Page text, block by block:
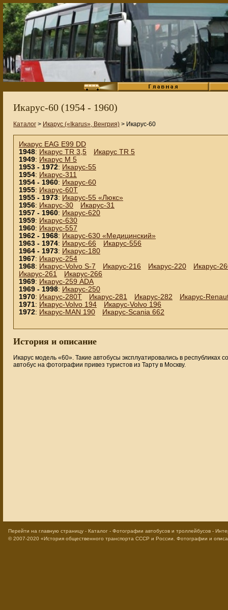
Икарус-60 (1954 - 1960)
Каталог > Икарус («Ikarus», Венгрия) > Икарус-60
Икарус EAG E99 DD
1948: Икарус TR 3,5
Икарус TR 5
1949: Икарус M 5
1953 - 1972: Икарус-55
1954: Икарус-311
1954 - 1960: Икарус-60
1955: Икарус-60Т
1955 - 1973: Икарус-55 «Люкс»
1956: Икарус-30
Икарус-31
1957 - 1960: Икарус-620
1959: Икарус-630
1960: Икарус-557
1962 - 1968: Икарус-630 «Медицинский»
1963 - 1974: Икарус-66
Икарус-556
1964 - 1973: Икарус-180
1967: Икарус-254
1968: Икарус-Volvo S-7 Икарус-216 Икарус-220
Икарус-
Икарус-261
Икарус-266
1969: Икарус-259 ADA
1969 - 1998: Икарус-250
1970: Икарус-280Т Икарус-281 Икарус-282
Икарус-
1971: Икарус-Volvo 194
Икарус-Volvo 196
1972: Икарус-MAN 190 Икарус-Scania 662
История и описание
Икарус модель «60». Такие автобусы эксплуатировались в
автобус на фотографии привез туристов из Тарту в Москву.
Перейти на главную страницу - Каталог - Фотографии автобусов и троллейбусов -
© 2007-2020 «История общественного транспорта СССР и России. Фотографии и